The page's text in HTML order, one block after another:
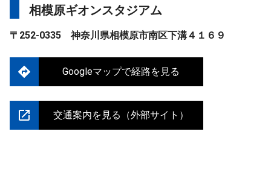
相模原ギオンスタジアム
〒252-0335 神奈川県相模原市南区下溝４１６９
Googleマップで経路を見る
交通案内を見る（外部サイト）